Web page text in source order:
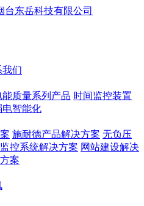
我们
能质量系列产品 时间监控装置
电智能化
施耐德产品解决方案 无负压
控系统解决方案 网站建设解决
案